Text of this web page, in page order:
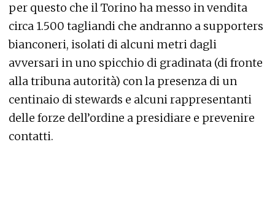
per questo che il Torino ha messo in vendita
circa 1.500 tagliandi che andranno a supporters
bianconeri, isolati di alcuni metri dagli
avversari in uno spicchio di gradinata (di fronte
alla tribuna autorità) con la presenza di un
centinaio di stewards e alcuni rappresentanti
delle forze dell’ordine a presidiare e prevenire
contatti.